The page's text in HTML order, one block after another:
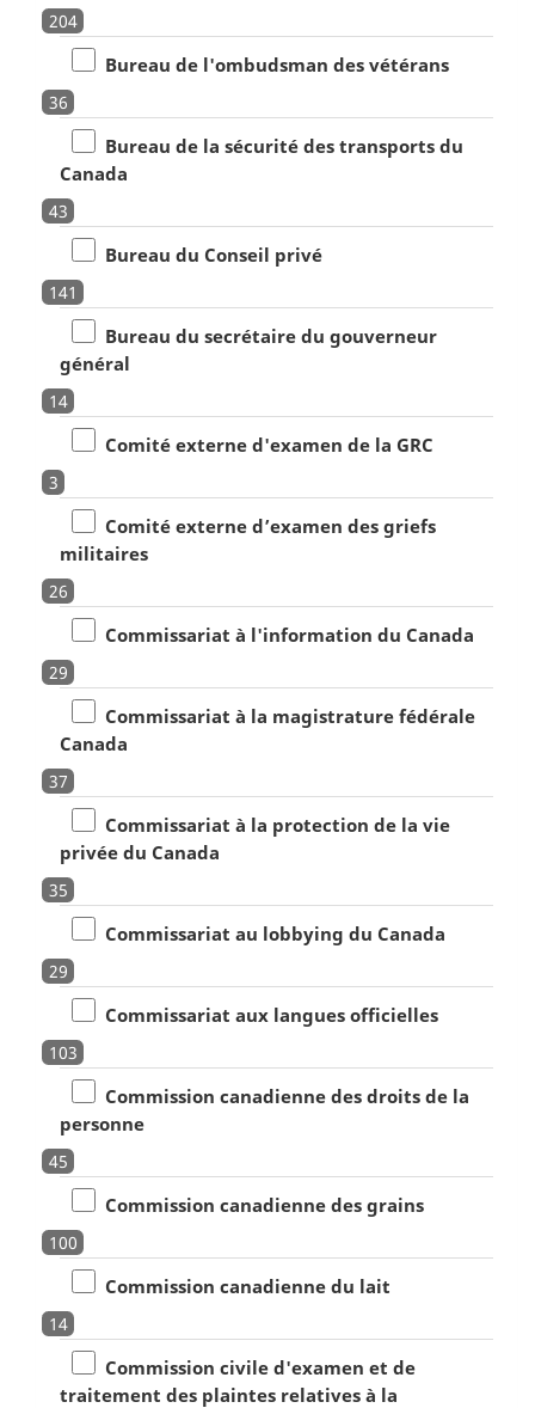
204
Bureau de l'ombudsman des vétérans
36
Bureau de la sécurité des transports du
Canada
43
Bureau du Conseil privé
141
Bureau du secrétaire du gouverneur
général
14
Comité externe d'examen de la GRC
3
Comité externe d’examen des griefs
militaires
26
Commissariat à l'information du Canada
29
Commissariat à la magistrature fédérale
Canada
37
Commissariat à la protection de la vie
privée du Canada
35
Commissariat au lobbying du Canada
29
Commissariat aux langues officielles
103
Commission canadienne des droits de la
personne
45
Commission canadienne des grains
100
Commission canadienne du lait
14
Commission civile d'examen et de
traitement des plaintes relatives à la